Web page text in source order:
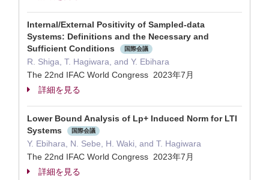
Internal/External Positivity of Sampled-data
Systems: Definitions and the Necessary and
Sufficient Conditions
国際会議
R. Shiga, T. Hagiwara, and Y. Ebihara
The 22nd IFAC World Congress 2023年7月
詳細を見る
Lower Bound Analysis of Lp+ Induced Norm for LTI
Systems
国際会議
Y. Ebihara, N. Sebe, H. Waki, and T. Hagiwara
The 22nd IFAC World Congress 2023年7月
詳細を見る